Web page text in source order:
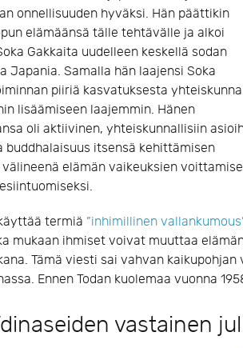
onnellisuuden hyväksi. Hän päättikin
elämäänsä tälle tehtävälle ja alkoi
Gakkaita uudelleen keskellä sodan
Japania. Samalla hän laajensi Soka
piiriä kasvatuksesta
lisäämiseen laajemmin. Hänen
oli aktiivinen, yhteiskunnallisiin
buddhalaisuus itsensä kehittämisen
välineenä elämän vaikeuksien
termiä ”inhimillinen
mukaan ihmiset voivat muuttaa
Tämä viesti sai vahvan
Ennen Todan kuolemaa vuonna
vastainen